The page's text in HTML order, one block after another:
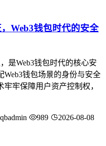
Web3钱包时代的安全
是Web3钱包时代的核心安
钱包场景的身份与安全
牢保障用户资产控制权，
qbadmin 989 2026-08-08